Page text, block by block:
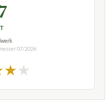
07/2026
★★